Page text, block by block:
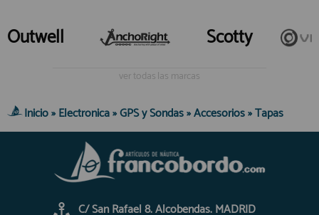
AFILIADOS
INFORMACION
910 60 71 03
HORARIO de TIENDA:
de 10:00 a 20:00 de Lunes a Viernes
Sábados de 10:00 a 14:00
910 51 49 87 Whatsapp
registro profesional
Outwell Scotty
ver todas las marcas
Inicio»Electronica»GPS y Sondas»Accesorios»Tapas
C/ San Rafael 8. Alcobendas. MADRID